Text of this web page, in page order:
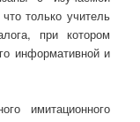
только учитель
при котором
информативной и
имитационного